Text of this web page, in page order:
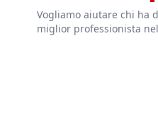
Vogliamo aiutare chi ha
miglior professionista